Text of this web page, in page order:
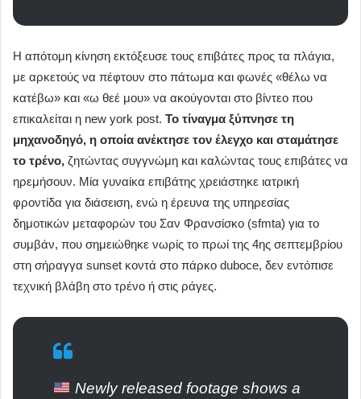
Η απότομη κίνηση εκτόξευσε τους επιβάτες προς τα πλάγια,
με αρκετούς να πέφτουν στο πάτωμα και φωνές «θέλω να
κατέβω» και «ω θεέ μου» να ακούγονται στο βίντεο που
επικαλείται η new york post. Το τίναγμα ξύπνησε τη
μηχανοδηγό, η οποία ανέκτησε τον έλεγχο και σταμάτησε
το τρένο, ζητώντας συγγνώμη και καλώντας τους επιβάτες να
ηρεμήσουν. Μία γυναίκα επιβάτης χρειάστηκε ιατρική
φροντίδα για διάσειση, ενώ η έρευνα της υπηρεσίας
δημοτικών μεταφορών του Σαν Φρανσίσκο (sfmta) για το
συμβάν, που σημειώθηκε νωρίς το πρωί της 4ης σεπτεμβρίου
στη σήραγγα sunset κοντά στο πάρκο duboce, δεν εντόπισε
τεχνική βλάβη στο τρένο ή στις ράγες.
Newly released footage shows a